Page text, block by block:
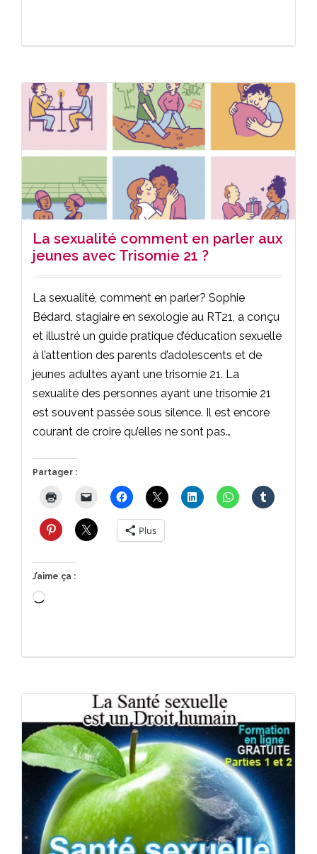
La sexualité comment en parler aux
jeunes avec Trisomie 21 ?
La sexualité, comment en parler? Sophie
Bédard, stagiaire en sexologie au RT21, a conçu
et illustré un guide pratique d’éducation sexuelle
à l’attention des parents d’adolescents et de
jeunes adultes ayant une trisomie 21. La
sexualité des personnes ayant une trisomie 21
est souvent passée sous silence. Il est encore
courant de croire qu’elles ne sont pas…
Partager :
Plus
J’aime ça :
Chargement…